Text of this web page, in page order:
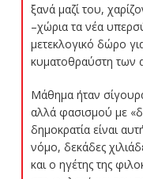
ξανά μαζί του,
–χώρια τα νέα
μετεκλογικό δώρο
κυματοθραύστη των
Μάθημα ήταν
αλλά φασισμού με
δημοκρατία είναι
νόμο, δεκάδες
και ο ηγέτης της